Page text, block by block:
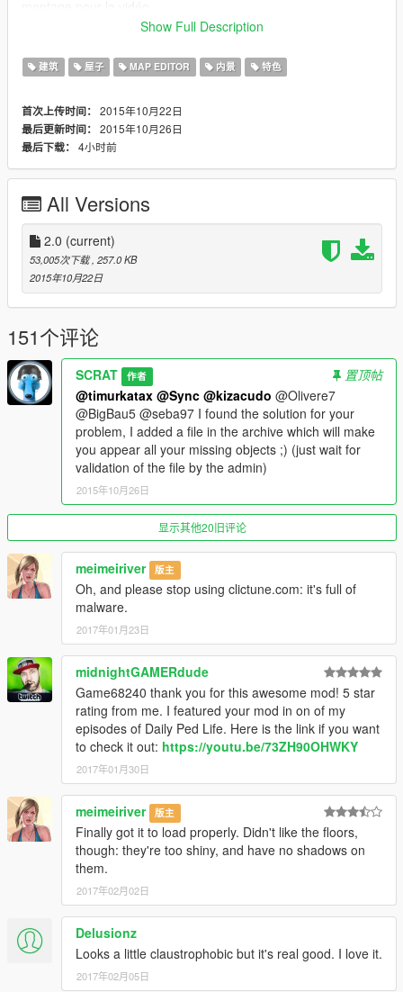
-Un garage
-Un hall d'entrée
-Une cuisine intégrale
-Une salle de jeu
-Une salle de musculation
-Des toilettes
-Un débarras
-Deux terraces
-Une piscine
-Une salle de bain
-Un bureau
-Une salle blindée
-Un salon
-Une chambre
-Un dressing
►Elle est situé à Blaine country, à l'est de l'Alamo Sea au bout
de l'impasse en face de chez Trevor.
►La profondeur de la piscine varie car l'eau du lac monte et
descend sans cesse.
►Instructions d'installation dans l'archive.
Guadmaz ► Pour son magnifique éditeur de map.
GTAMultiplayer Team ► Pour le débloqueur d'object à
spawner.
scorz ► Pour les fichiers object.ini d'objets valides.
►Vidéo de présentation ici ► https://www.youtube.com/watch?
v=BtzjS7_CCEA
════════════════════════════════════════
══════════════════════════
►ENGLISH◄
════════════════════════════════════════
══════════════════════════
►This mod adds an impressive villa, very detailed, surrounded
by a forest and a lake, furnished properly...
►This is the result of three days of work and more than 4
hours for editing the video.
►There is:
-A garage
-A hall
-A dining room
-A Full kitchen
-A Game room
Show Full Description
建筑 屋子 MAP EDITOR 内景 特色
首次上传时间： 2015年10月22日
最后更新时间： 2015年10月26日
最后下载： 4小时前
All Versions
2.0 (current)
53,005次下载, 257.0 KB
2015年10月22日
151个评论
SCRAT 作者
置顶帖
@timurkatax @Sync @kizacudo @Olivere7
@BigBau5 @seba97 I found the solution for your
problem, I added a file in the archive which will make
you appear all your missing objects ;) (just wait for
validation of the file by the admin)
2015年10月26日
显示其他20旧评论
meimeiriver 版主
Oh, and please stop using clictune.com: it's full of
malware.
2017年01月23日
midnightGAMERdude
Game68240 thank you for this awesome mod! 5 star
rating from me. I featured your mod in on of my
episodes of Daily Ped Life. Here is the link if you want
to check it out: https://youtu.be/73ZH90OHWKY
2017年01月30日
meimeiriver 版主
Finally got it to load properly. Didn't like the floors,
though: they're too shiny, and have no shadows on
them.
2017年02月02日
Delusionz
Looks a little claustrophobic but it's real good. I love it.
2017年02月05日